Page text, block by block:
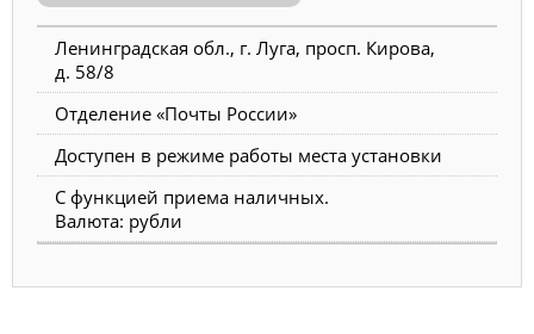
Ленинградская обл., г. Луга, просп. Кирова,
д. 58/8
Отделение «Почты России»
Доступен в режиме работы места установки
С функцией приема наличных.
Валюта: рубли